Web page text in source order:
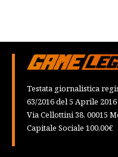
Testata giornalistica
63/2016 del 5 Aprile
Via Cellottini 38, 00015
Capitale Sociale 100,00€